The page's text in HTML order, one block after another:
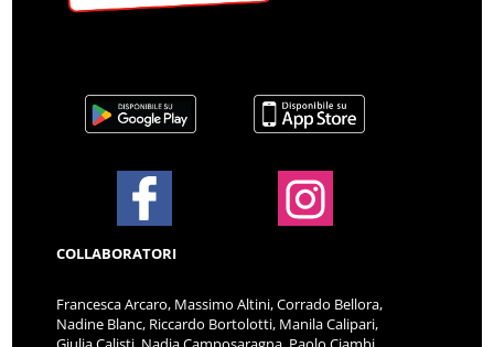
COLLABORATORI
Francesca Arcaro, Massimo Altini, Corrado Bellora,
Nadine Blanc, Riccardo Bortolotti, Manila Calipari,